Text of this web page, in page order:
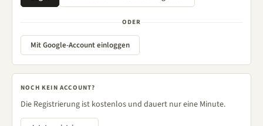
ODER
Mit Google-Account einloggen
NOCH KEIN ACCOUNT?
Die Registrierung ist kostenlos und dauert nur eine Minute.